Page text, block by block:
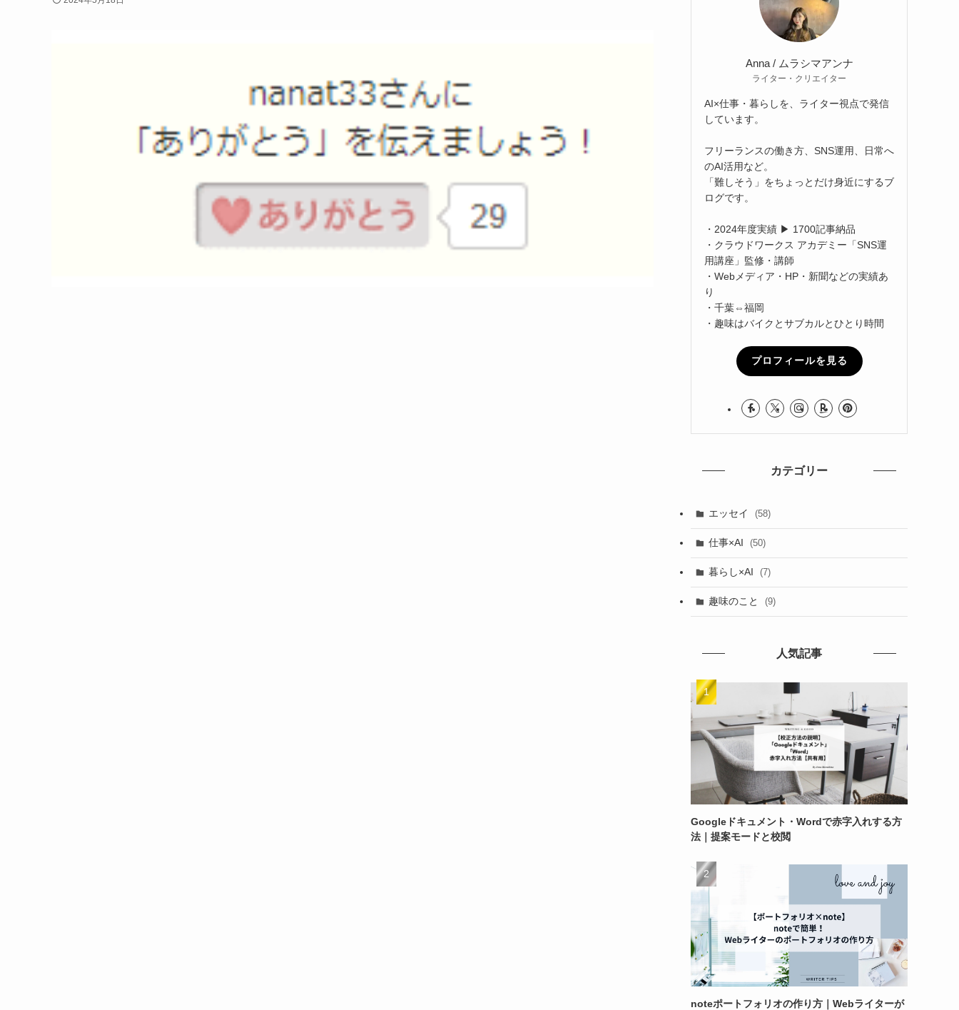
Anna / ムラシマアンナ
ライター・クリエイター
AI×仕事・暮らしを、ライター視点で発信
しています。
フリーランスの働き方、SNS運用、日常へ
のAI活用など。
「難しそう」をちょっとだけ身近にするブ
ログです。
・2024年度実績 ▶ 1700記事納品
・クラウドワークス アカデミー「SNS運
用講座」監修・講師
・Webメディア・HP・新聞などの実績あ
り
・千葉⇔福岡
・趣味はバイクとサブカルとひとり時間
プロフィールを見る
カテゴリー
エッセイ (58)
仕事×AI (50)
暮らし×AI (7)
趣味のこと (9)
人気記事
Googleドキュメント・Wordで赤字入れする方
法｜提案モードと校閲
noteポートフォリオの作り方｜Webライターが